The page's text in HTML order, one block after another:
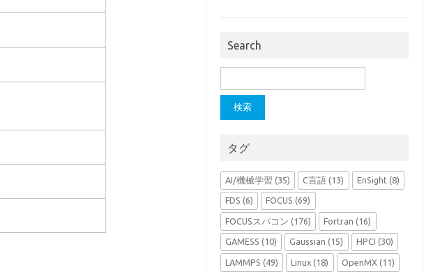
Search
索:
タグ
AI/機械学習 (35) C言語 (13) EnSight (8)
FDS (6) FOCUS (69)
FOCUSスパコン (176) Fortran (16)
GAMESS (10) Gaussian (15) HPCI (30)
LAMMPS (49) Linux (18) OpenMX (11)